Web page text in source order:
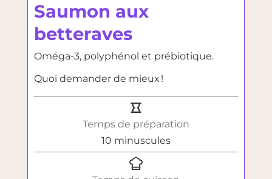
Saumon aux
betteraves
Oméga-3, polyphénol et prébiotique.
Quoi demander de mieux !
Temps de préparation
10minutes
minuscules